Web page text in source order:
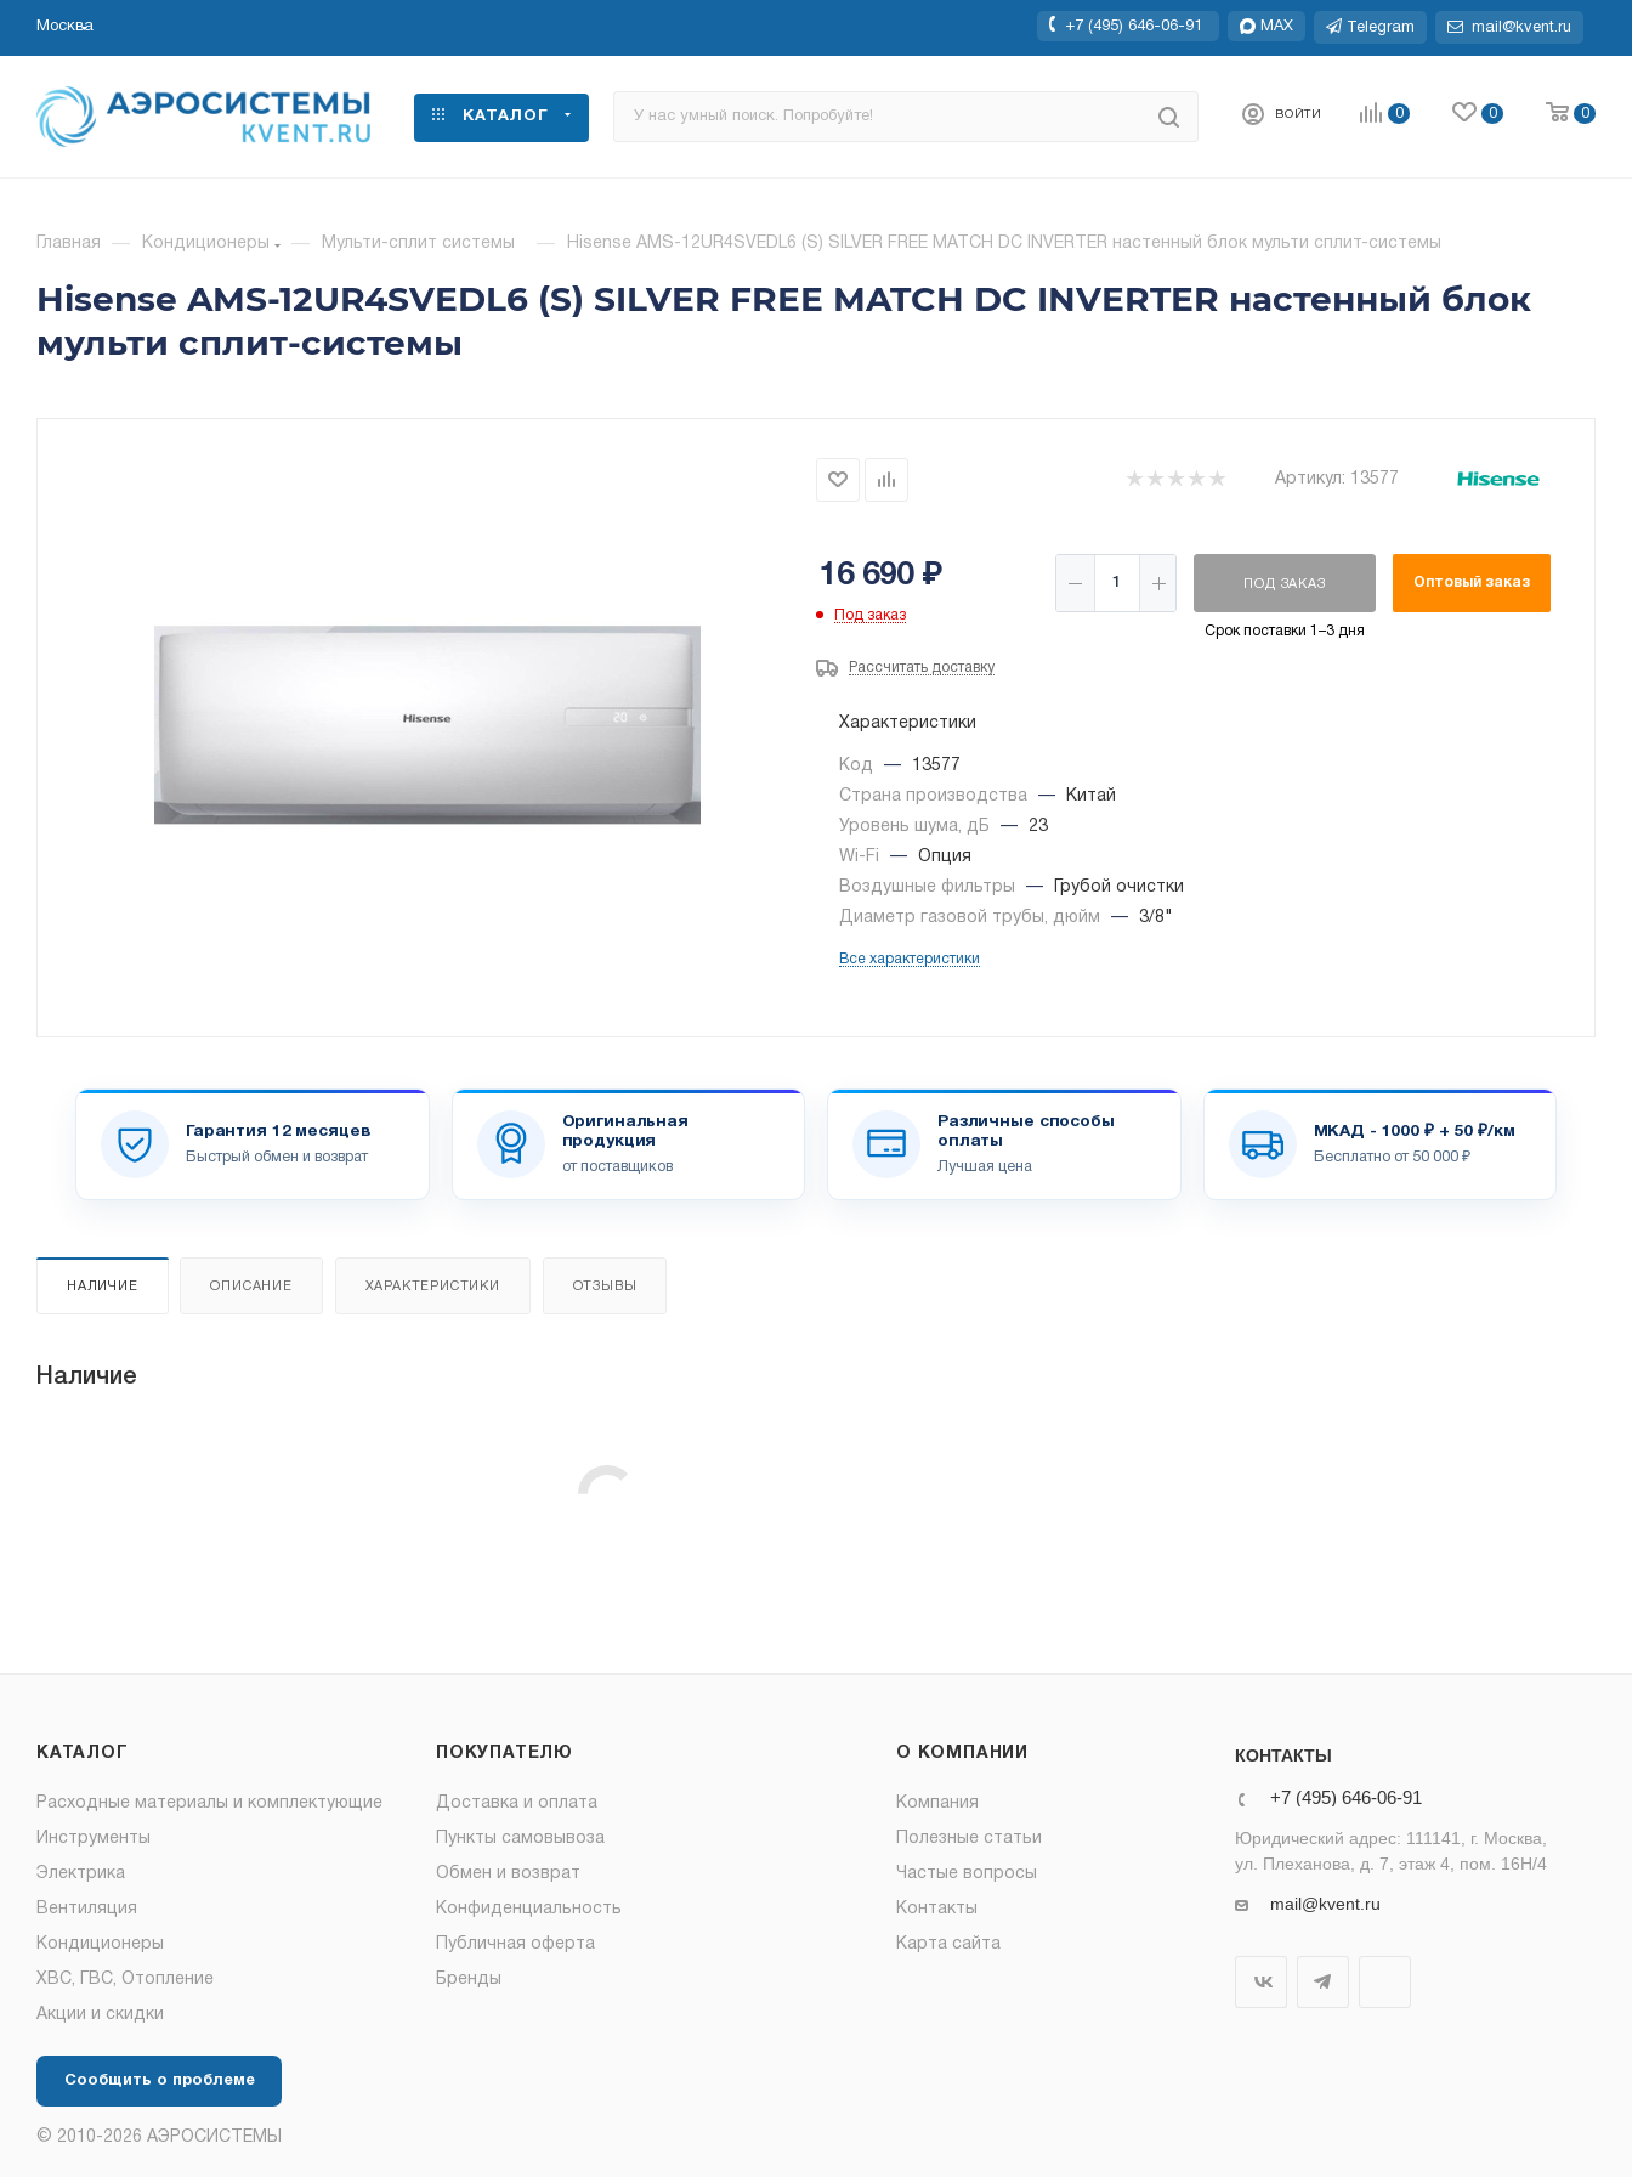
Москва +7 (495) 646-06-91 MAX Telegram mail@kvent.ru
КАТАЛОГ ВОЙТИ 0 0 0
Главная — Кондиционеры — Мульти-сплит системы — Hisense AMS-12UR4SVEDL6 (S) SILVER FREE MATCH DC INVERTER настенный блок мульти сплит-системы
Hisense AMS-12UR4SVEDL6 (S) SILVER FREE MATCH DC INVERTER настенный блок
мульти сплит-системы
Артикул: 13577
16 690₽
Под заказ
ПОД ЗАКАЗ
Срок поставки 1–3 дня
Оптовый заказ
Рассчитать доставку
Характеристики
Код —
13577
Страна производства
—
Китай
Уровень шума, дБ
—
23
Wi-Fi
—
Опция
Воздушные фильтры
—
Грубой очистки
Диаметр газовой трубы, дюйм
— 3/8"
Все характеристики
Гарантия 12 месяцев
Быстрый обмен и возврат
Оригинальная
продукция
от поставщиков
Различные способы
оплаты
Лучшая цена
МКАД - 1000 ₽ + 50 ₽/км
Бесплатно от 50 000 ₽
НАЛИЧИЕ ОПИСАНИЕ ХАРАКТЕРИСТИКИ ОТЗЫВЫ
Наличие
КАТАЛОГ
Расходные материалы и комплектующие
Инструменты
Электрика
Вентиляция
Кондиционеры
ХВС, ГВС, Отопление
Акции и скидки
ПОКУПАТЕЛЮ
Доставка и оплата
Пункты самовывоза
Обмен и возврат
Конфиденциальность
Публичная оферта
Бренды
О КОМПАНИИ
Компания
Полезные статьи
Частые вопросы
Контакты
Карта сайта
КОНТАКТЫ
+7 (495) 646-06-91
Юридический адрес: 111141, г. Москва,
ул. Плеханова, д. 7, этаж 4, пом. 16Н/4
mail@kvent.ru
Сообщить о проблеме
© 2010-2026 АЭРОСИСТЕМЫ